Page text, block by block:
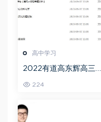
高中学习
2022有道高东辉高三化
频教程+讲义+点睛班
224